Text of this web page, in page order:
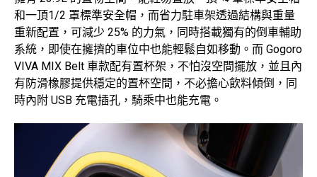
和一頂1/2 罩標準安全帽，而省力駐車架透過結構與重量
重新配置，可減少 25% 的力氣，同時搭載獨有的倒車輔助
系統，即使在擁擠的車位中也能輕鬆自如移動。而 Gogoro
VIVA MIX Belt 車款配有置杯架，不怕沒空間擺放，並且內
有防滑橡膠提供穩定的置杯空間，不必擔心飲料傾倒，同
時內附 USB 充電插孔，騎乘中也能充電。